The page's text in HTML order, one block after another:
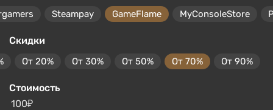
Steampay GameFlame MyConsoleStore
Скидки
От 20% От 30% От 50% От 70% От 90%
Стоимость
100₽